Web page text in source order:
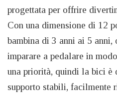
progettata per offrire
Con una dimensione di 12
bambina di 3 anni ai 5 anni,
imparare a pedalare in
una priorità, quindi la bici è
supporto stabili, facilmente